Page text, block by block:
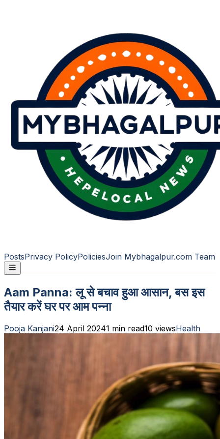
PostsPrivacy PolicyPoliciesJoin Mybhagalpur.com Team
Aam Panna: लू से बचाव हुआ आसान, बस इस
तैयार करें घर पर आम पन्ना
Pooja Kanjani24 April 20241 min read10 viewsHealth